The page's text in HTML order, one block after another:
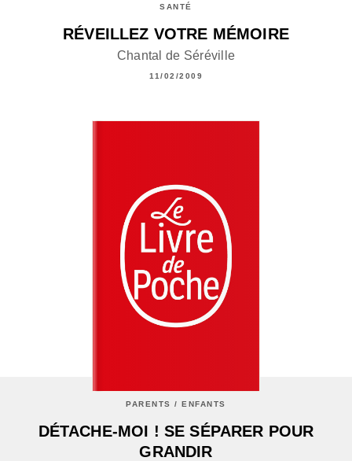
SANTÉ
RÉVEILLEZ VOTRE MÉMOIRE
Chantal de Séréville
11/02/2009
PARENTS / ENFANTS
DÉTACHE-MOI ! SE SÉPARER POUR
GRANDIR